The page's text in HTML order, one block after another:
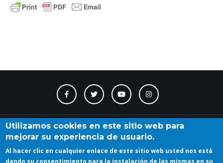
Contacto Accesibilidad Directorio Calendario
Iniciar sesión
Utilizamos cookies en este sitio web para
mejorar su experiencia de usuario.
Al hacer clic en cualquier enlace de este sitio web usted nos está
dando su consentimiento para la instalación de las mismas en su